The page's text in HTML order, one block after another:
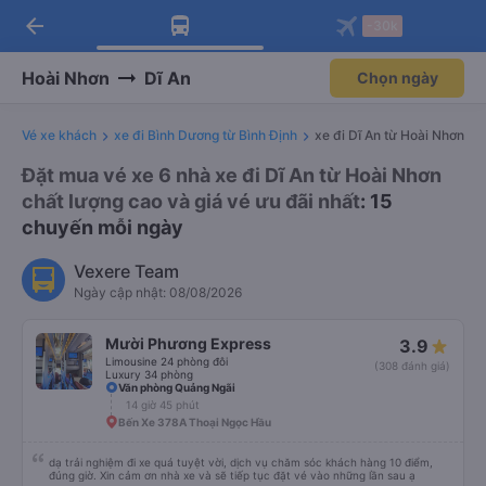
Tải app Vexere ngay!
Nhận ưu đãi thành viên độc
Mở app
Tải app Vexere
-30k/ghế khi đặt vé máy bay qua
Mở app
arrow_back
Hoài Nhơn Dĩ An Chọn ngày
Vé xe khách xe đi Bình Dương từ Bình Định xe đi Dĩ An từ Hoài Nhơn
Đặt mua vé xe 6 nhà xe đi Dĩ An từ Hoài Nhơn
chất lượng cao và giá vé ưu đãi nhất: 15
chuyến mỗi ngày
Vexere Team
Ngày cập nhật: 08/08/2026
Mười Phương Express
Limousine 24 phòng đôi
Luxury 34 phòng
3.9
(308 đánh giá)
Văn phòng Quảng Ngãi
14 giờ 45 phút
Bến Xe 378A Thoại Ngọc Hầu
dạ trải nghiệm đi xe quá tuyệt vời, dịch vụ chăm sóc khách hàng 10 điểm,
đúng giờ. Xin cảm ơn nhà xe và sẽ tiếp tục đặt vé vào những lần sau ạ